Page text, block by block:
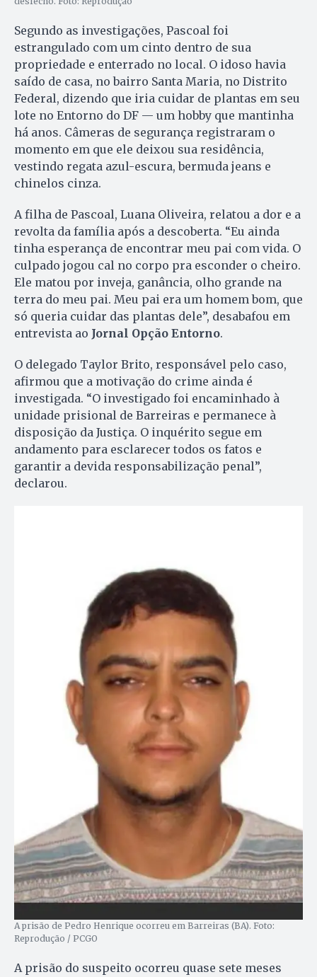
Segundo as investigações, Pascoal foi
estrangulado com um cinto dentro de sua
propriedade e enterrado no local. O idoso havia
saído de casa, no bairro Santa Maria, no Distrito
Federal, dizendo que iria cuidar de plantas em seu
lote no Entorno do DF — um hobby que mantinha
há anos. Câmeras de segurança registraram o
momento em que ele deixou sua residência,
vestindo regata azul-escura, bermuda jeans e
chinelos cinza.
A filha de Pascoal, Luana Oliveira, relatou a dor e a
revolta da família após a descoberta. “Eu ainda
tinha esperança de encontrar meu pai com vida. O
culpado jogou cal no corpo pra esconder o cheiro.
Ele matou por inveja, ganância, olho grande na
terra do meu pai. Meu pai era um homem bom, que
só queria cuidar das plantas dele”, desabafou em
entrevista ao Jornal Opção Entorno.
O delegado Taylor Brito, responsável pelo caso,
afirmou que a motivação do crime ainda é
investigada. “O investigado foi encaminhado à
unidade prisional de Barreiras e permanece à
disposição da Justiça. O inquérito segue em
andamento para esclarecer todos os fatos e
garantir a devida responsabilização penal”,
declarou.
A prisão de Pedro Henrique ocorreu em Barreiras (BA). Foto:
Reprodução / PCGO
A prisão do suspeito ocorreu quase sete meses